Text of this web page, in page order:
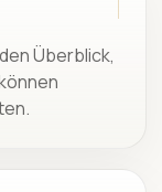
Überblick,